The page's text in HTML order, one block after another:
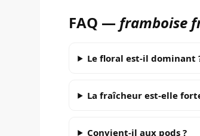
FAQ — framboise
Le floral est-il dominant
La fraîcheur est-elle
Convient-il aux pods ?